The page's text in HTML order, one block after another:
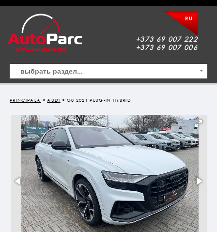
RU
+373 69 007 222
+373 69 007 006
PRINCIPALĂ > AUDI > Q8 2021 PLUG-IN HYBRID